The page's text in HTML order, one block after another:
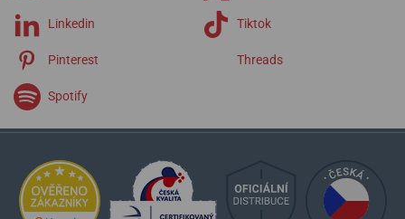
Linkedin Tiktok
Pinterest Threads
Spotify